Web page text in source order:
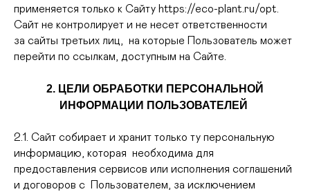
применяется только к Сайту https://eco-plant.ru/opt.
Сайт не контролирует и не несет ответственности
за сайты третьих лиц, на которые Пользователь может
перейти по ссылкам, доступным на Сайте.
2. ЦЕЛИ ОБРАБОТКИ ПЕРСОНАЛЬНОЙ
ИНФОРМАЦИИ ПОЛЬЗОВАТЕЛЕЙ
2.1. Сайт собирает и хранит только ту персональную
информацию, которая необходима для
предоставления сервисов или исполнения соглашений
и договоров с Пользователем, за исключением